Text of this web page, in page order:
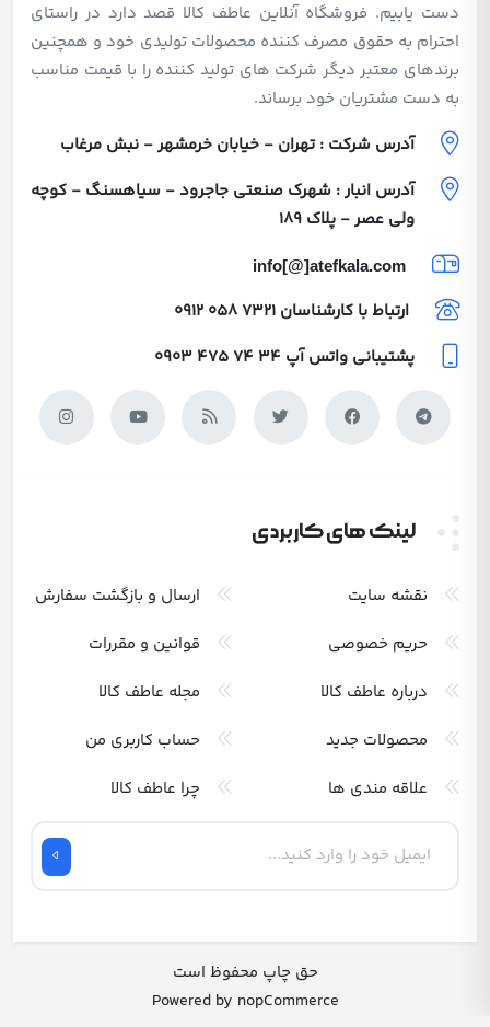
دست یابیم. فروشگاه آنلاین عاطف کالا قصد دارد در راستای
احترام به حقوق مصرف کننده محصولات تولیدی خود و همچنین
برندهای معتبر دیگر شرکت های تولید کننده را با قیمت مناسب
به دست مشتریان خود برساند.
آدرس شرکت : تهران - خیابان خرمشهر - نبش مرغاب
آدرس انبار : شهرک صنعتی جاجرود - سیاهسنگ - کوچه
ولی عصر - پلاک 189
info[@]atefkala.com
ارتباط با کارشناسان 0912 058 7321
پشتیبانی واتس آپ 0903 475 74 34
لینک های کاربردی
نقشه سایت
ارسال و بازگشت سفارش
حریم خصوصی
قوانین و مقررات
درباره عاطف کالا
مجله عاطف کالا
محصولات جدید
حساب کاربری من
علاقه مندی ها
چرا عاطف کالا
حق چاپ محفوظ است
Powered by nopCommerce